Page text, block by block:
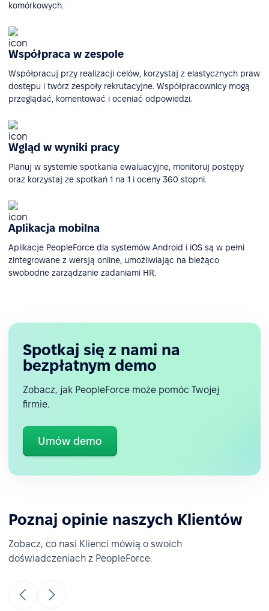
komórkowych.
Współpraca w zespole
Współpracuj przy realizacji celów, korzystaj z elastycznych praw
dostępu i twórz zespoły rekrutacyjne. Współpracownicy mogą
przeglądać, komentować i oceniać odpowiedzi.
Wgląd w wyniki pracy
Planuj w systemie spotkania ewaluacyjne, monitoruj postępy
oraz korzystaj ze spotkań 1 na 1 i oceny 360 stopni.
Aplikacja mobilna
Aplikacje PeopleForce dla systemów Android i iOS są w pełni
zintegrowane z wersją online, umożliwiając na bieżąco
swobodne zarządzanie zadaniami HR.
Spotkaj się z nami na
bezpłatnym demo
Zobacz, jak PeopleForce może pomóc Twojej
firmie.
Umów demo
Poznaj opinie naszych Klientów
Zobacz, co nasi Klienci mówią o swoich
doświadczeniach z PeopleForce.